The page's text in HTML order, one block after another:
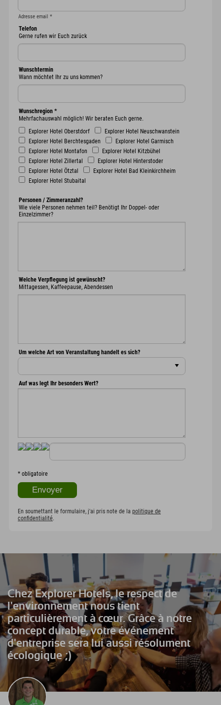
Adresse email *
Telefon
Gerne rufen wir Euch zurück
Wunschtermin
Wann möchtet Ihr zu uns kommen?
Wunschregion *
Mehrfachauswahl möglich! Wir beraten Euch gerne.
Explorer Hotel Oberstdorf
Explorer Hotel Neuschwanstein
Explorer Hotel Berchtesgaden
Explorer Hotel Garmisch
Explorer Hotel Montafon
Explorer Hotel Kitzbühel
Explorer Hotel Zillertal
Explorer Hotel Hinterstoder
Explorer Hotel Ötztal
Explorer Hotel Bad Kleinkirchheim
Explorer Hotel Stubaital
Personen / Zimmeranzahl?
Wie viele Personen nehmen teil? Benötigt Ihr Doppel- oder
Einzelzimmer?
Welche Verpflegung ist gewünscht?
Mittagessen, Kaffeepause, Abendessen
Um welche Art von Veranstaltung handelt es sich?
Auf was legt Ihr besonders Wert?
* obligatoire
En soumettant le formulaire, j'ai pris note de la politique de
confidentialité.
Chez Explorer Hotels, le respect de
l'environnement nous tient
particulièrement à cœur. Grâce à notre
concept durable, votre événement
d'entreprise sera lui aussi résolument
écologique ;)